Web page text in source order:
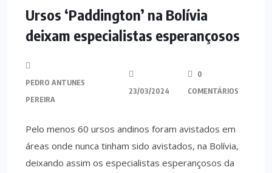
Ursos ‘Paddington’ na Bolívia
deixam especialistas esperançosos
PEDRO ANTUNES
PEREIRA
23/03/2024
0
COMENTÁRIOS
Pelo menos 60 ursos andinos foram avistados em
áreas onde nunca tinham sido avistados, na Bolívia,
deixando assim os especialistas esperançosos da